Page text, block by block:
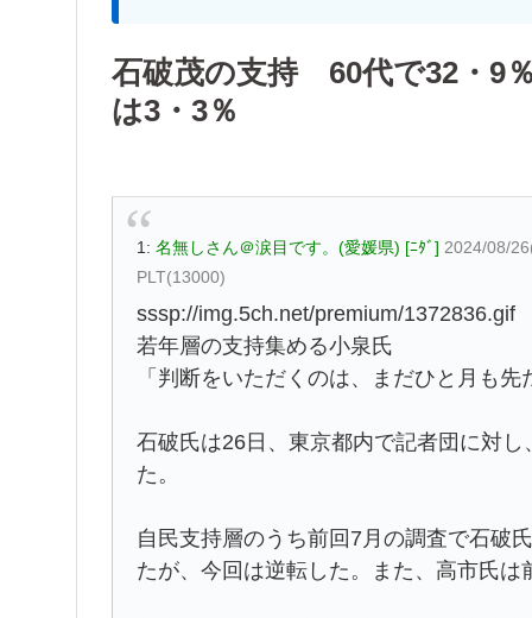
石破茂の支持 60代で32・9
は3・3％
1: 名無しさん＠涙目です。(愛媛県) [ﾆﾀﾞ] 2024/08/
PLT(13000)
sssp://img.5ch.net/premium/1372836.gif
若年層の支持集める小泉氏
「判断をいただくのは、まだひと月も先
石破氏は26日、東京都内で記者団に対
た。
自民支持層のうち前回7月の調査で石破
たが、今回は逆転した。また、高市氏